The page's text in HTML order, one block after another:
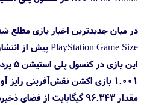
در میان جدیدترین اخبار بازی مطلع
این